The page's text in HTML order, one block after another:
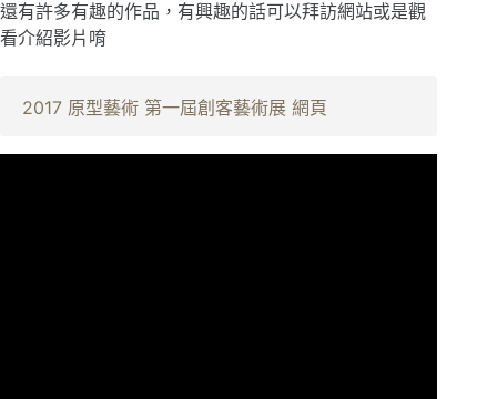
還有許多有趣的作品，有興趣的話可以拜訪網站或是觀
看介紹影片唷
2017 原型藝術 第一屆創客藝術展 網頁